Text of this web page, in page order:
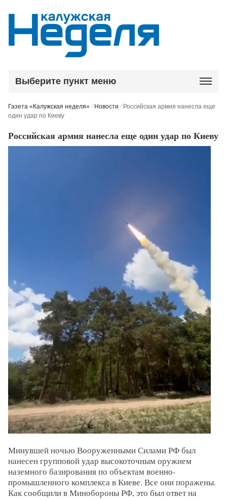
Выберите пункт меню
Газета «Калужская неделя» / Новости / Российская армия нанесла еще
один удар по Киеву
Российская армия нанесла еще один удар по Киеву
Минувшей ночью Вооруженными Силами РФ был
нанесен групповой удар высокоточным оружием
наземного базирования по объектам военно-
промышленного комплекса в Киеве. Все они поражены.
Как сообщили в Минобороны РФ, это был ответ на